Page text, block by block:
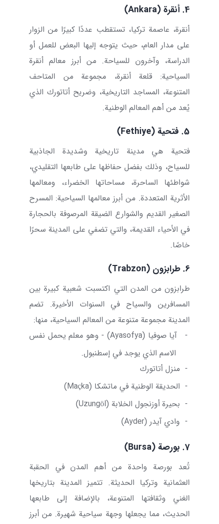
4. أنقرة ( Ankara
)
أنقرة، عاصمة تركيا، تستقطب عددًا كبيرًا من الزوار
على مدار العام، حيث يتوجه إليها البعض للعمل أو
الدراسة، وآخرون للسياحة. من أبرز معالم أنقرة
السياحية: قلعة أنقرة، مجموعة من المتاحف
المتنوعة، المساجد التاريخية، وضريح أتاتورك الذي
يُعد من أهم المعالم الوطنية.
5. فتحية ( Fethiye
)
فتحية هي مدينة تاريخية وشديدة الجاذبية
للسياح، وذلك بفضل حفاظها على طابعها التقليدي،
شواطئها الساحرة، مساحاتها الخضراء، ومعالمها
الأثرية المتعددة. من أبرز معالمها السياحية: المسرح
الصغير القديم والشوارع الضيقة المرصوفة بالحجارة
في الأحياء القديمة، والتي تضفي على المدينة سحرًا
خاصًا.
6. طرابزون ( Trabzon
)
طرابزون من المدن التي اكتسبت شعبية كبيرة بين
المسافرين والسياح في السنوات الأخيرة. تضم
المدينة مجموعة متنوعة من المعالم السياحية، منها:
-
آيا صوفيا (Ayasofya) - وهو معلم يحمل نفس
الاسم الذي يوجد في إسطنبول.
- منزل أتاتورك
- الحديقة الوطنية في ماتشكا (Maçka
)
- بحيرة أوزنجول الخلابة (Uzungöl
)
- وادي آيدر (Ayder
)
7. بورصة ( Bursa
)
تُعد بورصة واحدة من أهم المدن في الحقبة
العثمانية وتركيا الحديثة. تتميز المدينة بتاريخها
الغني وثقافتها المتنوعة، بالإضافة إلى طابعها
الحديث، مما يجعلها وجهة سياحية شهيرة. من أبرز